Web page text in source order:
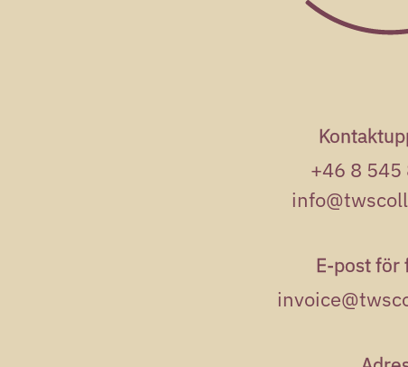
+46 8 545
E-post för